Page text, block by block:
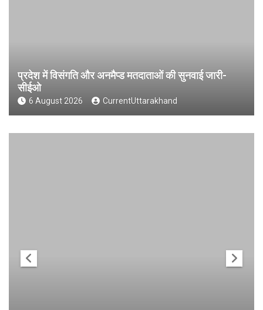
प्रदेश में विसंगति और अनमैप्ड मतदाताओं की सुनवाई जारी-
सीईओ
6 August 2026 CurrentUttarakhand